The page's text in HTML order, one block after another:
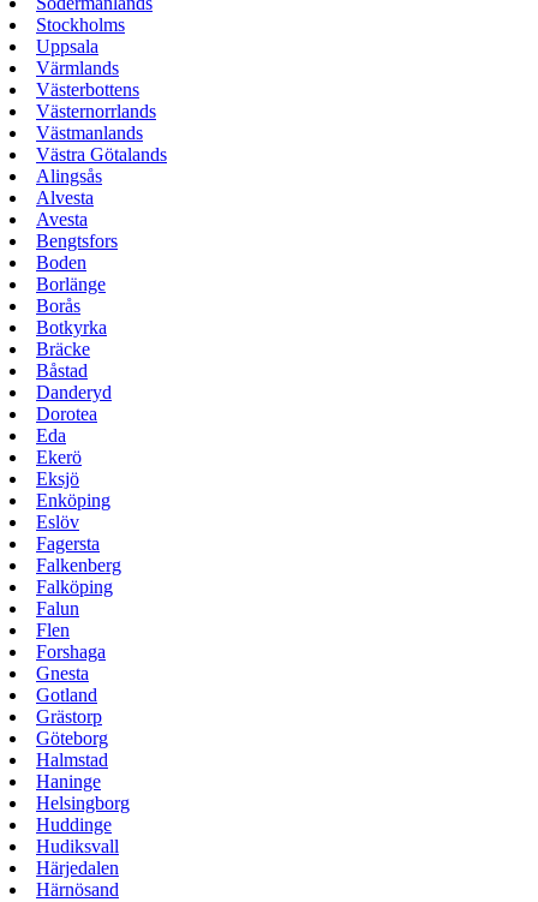
Stockholms
Uppsala
Värmlands
Västerbottens
Västernorrlands
Västmanlands
Västra Götalands
Alingsås
Alvesta
Avesta
Bengtsfors
Boden
Borlänge
Borås
Botkyrka
Bräcke
Båstad
Danderyd
Dorotea
Eda
Ekerö
Eksjö
Enköping
Eslöv
Fagersta
Falkenberg
Falköping
Falun
Flen
Forshaga
Gnesta
Gotland
Grästorp
Göteborg
Halmstad
Haninge
Helsingborg
Huddinge
Hudiksvall
Härjedalen
Härnösand